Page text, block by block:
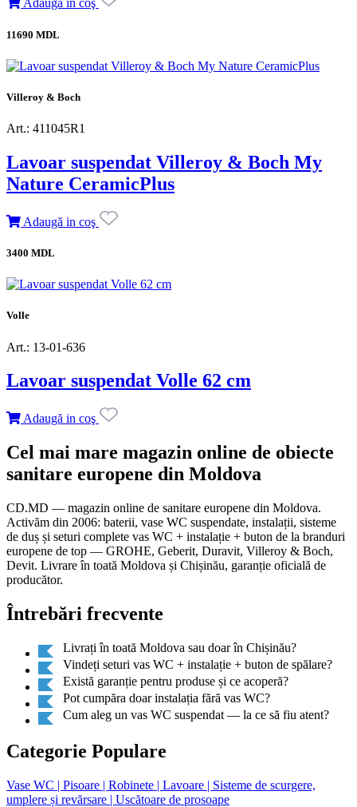
Adaugă in coş
11690 MDL
Villeroy & Boch
Art.: 411045R1
Lavoar suspendat Villeroy & Boch My
Nature CeramicPlus
Adaugă in coş
3400 MDL
Volle
Art.: 13-01-636
Lavoar suspendat Volle 62 cm
Adaugă in coş
Cel mai mare magazin online de obiecte
sanitare europene din Moldova
CD.MD — magazin online de sanitare europene din Moldova.
Activăm din 2006: baterii, vase WC suspendate, instalații, sisteme
de duș și seturi complete vas WC + instalație + buton de la branduri
europene de top — GROHE, Geberit, Duravit, Villeroy & Boch,
Devit. Livrare în toată Moldova și Chișinău, garanție oficială de
producător.
Întrebări frecvente
Livrați în toată Moldova sau doar în Chișinău?
Vindeți seturi vas WC + instalație + buton de spălare?
Există garanție pentru produse și ce acoperă?
Pot cumpăra doar instalația fără vas WC?
Cum aleg un vas WC suspendat — la ce să fiu atent?
Categorie Populare
Vase WC | Pisoare | Robinete | Lavoare | Sisteme de scurgere,
umplere și revărsare | Uscătoare de prosoape